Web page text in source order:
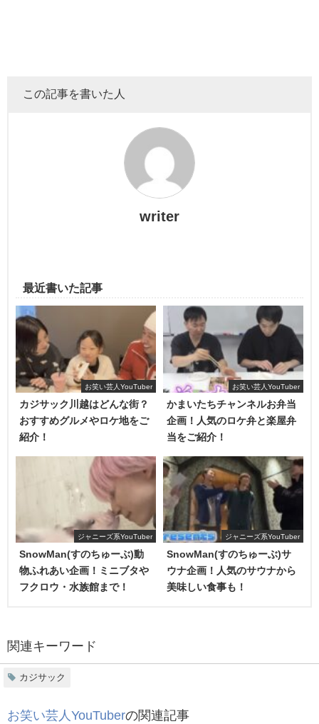
始まる前にカジサックスタッフからこんな一言が。
一番気になっていたことを言ってくれて、ありがとうござ
ただ、カジサックこと、梶原雄太さんは「大尊敬している
からこそ、Youtubeだからできる内容でやっていきた
との思いで、この企画を開催することにしたそうで
す。
食べず嫌いのルールは、あの企画のをそのまま採用しま
す！
・1チーム3品は好きな料理、1品が食べず嫌いな料理
・交互に試食に、どの料理が食べず嫌いかを当てる
早速始まるかと思いきや、こちらのコーナーが始まりまし
エハラ家3姉妹は料理が大好きです。ママのお手伝いをした
り、率先して料理をしたり。
2連敗しているカジサックファミリー、ここは負けるわけに
はいきません！！
さぁ勝負の行方を見てみましょう！
勝利にどん欲になったカジサックファミリー
メニューはこちらです。
この記事を書いた人
writer
最近書いた記事
お笑い芸人YouTuber
カジサック川越はどんな街？
おすすめグルメやロケ地をご
紹介！
お笑い芸人YouTuber
かまいたちチャンネルお弁当
企画！人気のロケ弁と楽屋弁
当をご紹介！
ジャニーズ系YouTuber
SnowMan(すのちゅーぶ)動
物ふれあい企画！ミニブタや
フクロウ・水族館まで！
ジャニーズ系YouTuber
SnowMan(すのちゅーぶ)サ
ウナ企画！人気のサウナから
美味しい食事も！
関連キーワード
カジサック
お笑い芸人YouTuberの関連記事